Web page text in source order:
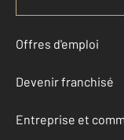
Offres d'emploi
Devenir franchisé
Entreprise et